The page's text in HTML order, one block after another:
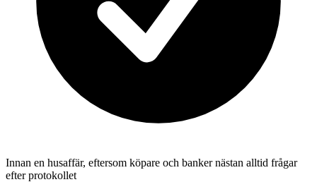
Innan en husaffär, eftersom köpare och banker nästan alltid frågar
efter protokollet